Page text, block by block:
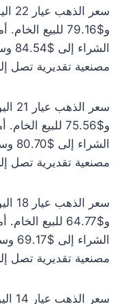
و$79.16 للبيع
مصنعية تقديرية تصل إلى
و$75.56 للبيع
مصنعية تقديرية تصل إلى
و$64.77 للبيع
مصنعية تقديرية تصل إلى